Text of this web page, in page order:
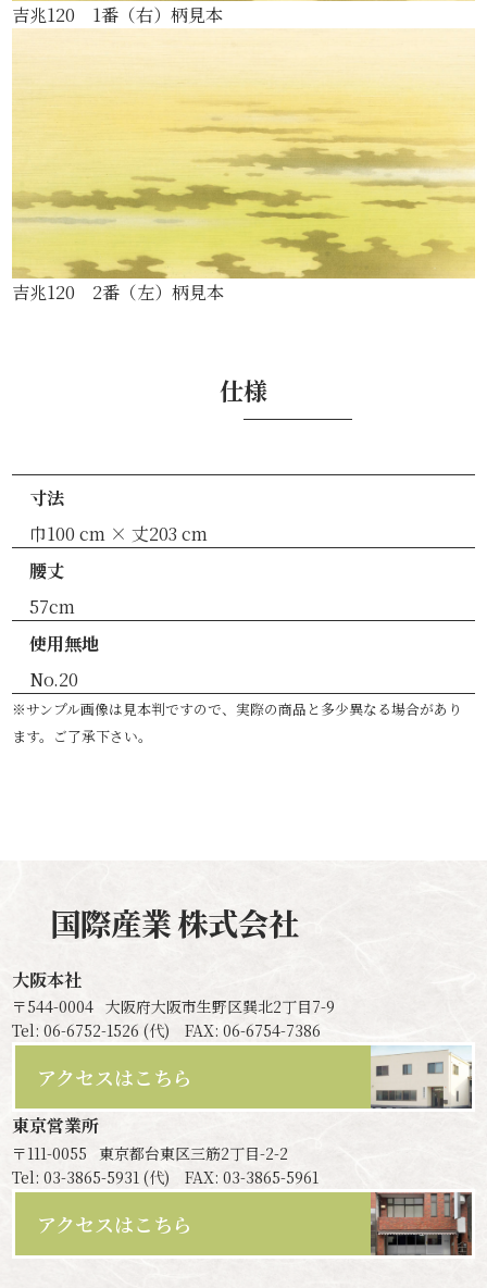
吉兆120 1番（右）柄見本
吉兆120 2番（左）柄見本
仕様
寸法
巾100 cm × 丈203 cm
腰丈
57cm
使用無地
No.20
※サンプル画像は見本判ですので、実際の商品と多少異なる場合があり
ます。ご了承下さい。
国際産業株式会社
大阪本社
〒544-0004 大阪府大阪市生野区巽北2丁目7-9
Tel: 06-6752-1526 (代) FAX: 06-6754-7386
アクセスはこちら
東京営業所
〒111-0055
東京都台東区三筋2丁目-2-2
Tel: 03-3865-5931 (代) FAX: 03-3865-5961
アクセスはこちら